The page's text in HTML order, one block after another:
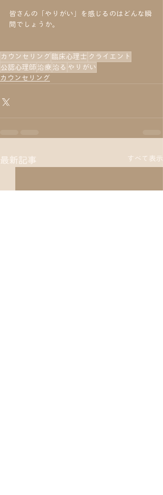
皆さんの「やりがい」を感じるのはどんな瞬
間でしょうか。
カウンセリング 臨床心理士 クライエント
公認心理師 治療 治る やりがい
カウンセリング
最新記事 すべて表示